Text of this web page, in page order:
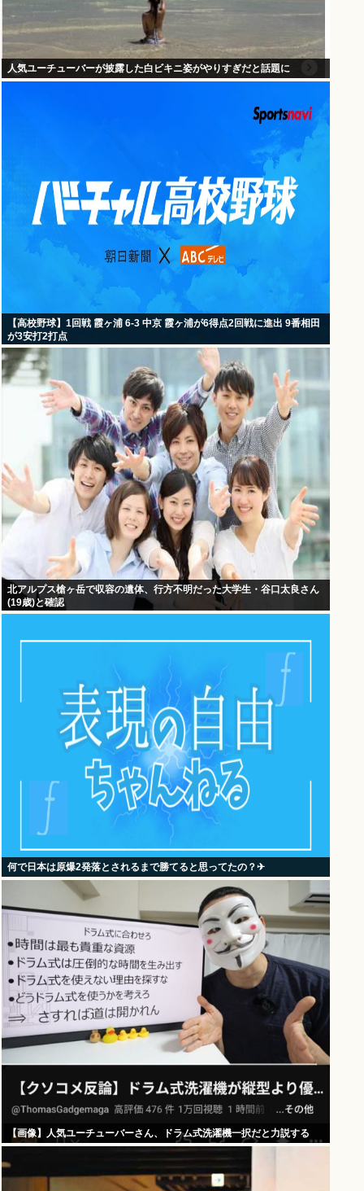
人気ユーチューバーが披露した白ビキニ姿がやりすぎだと話題に
【高校野球】1回戦 霞ヶ浦 6-3 中京 霞ヶ浦が6得点2回戦に進出 9番相田
が3安打2打点
北アルプス槍ヶ岳で収容の遺体、行方不明だった大学生・谷口太良さん
(19歳)と確認
何で日本は原爆2発落とされるまで勝てると思ってたの？‎✈
【画像】人気ユーチューバーさん、ドラム式洗濯機一択だと力説する